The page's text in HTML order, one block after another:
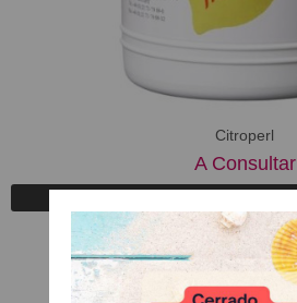
Citroperl
A Consultar